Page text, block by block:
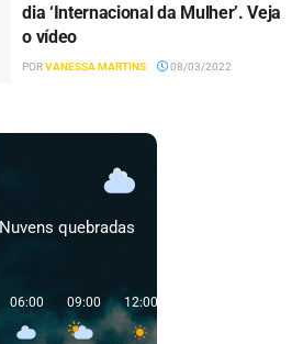
dia ‘Internacional da Mulher’. Veja
o vídeo
PORVANESSA MARTINS 08/03/2022
Nuvens quebradas
06:00 09:00 12:00